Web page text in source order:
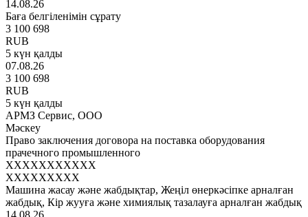
14.08.26
Баға белгіленімін сұрату
3 100 698
RUB
5 күн қалды
07.08.26
3 100 698
RUB
5 күн қалды
АРМЗ Сервис, ООО
Мәскеу
Право заключения договора на поставка оборудования
прачечного промышленного
XXXXXXXXXXX
XXXXXXXXX
Машина жасау және жабдықтар, Жеңіл өнеркәсіпке арналған
жабдық, Кір жууға және химиялық тазалауға арналған жабдық